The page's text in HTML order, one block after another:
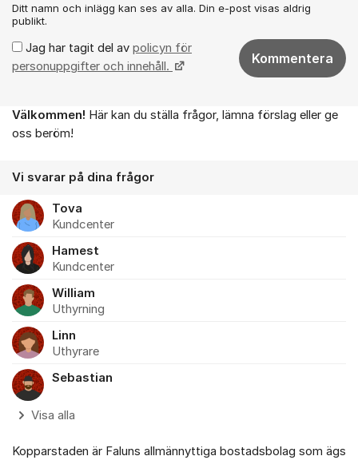
Ditt namn och inlägg kan ses av alla. Din e-post visas aldrig
publikt.
Jag har tagit del av policyn för
personuppgifter och innehåll.
Kommentera
Om forumet
Välkommen! Här kan du ställa frågor, lämna förslag eller ge
oss beröm!
Vi svarar på dina frågor
Tova
Kundcenter
Hamest
Kundcenter
William
Uthyrning
Linn
Uthyrare
Sebastian
Visa alla
Kopparstaden är Faluns allmännyttiga bostadsbolag som ägs